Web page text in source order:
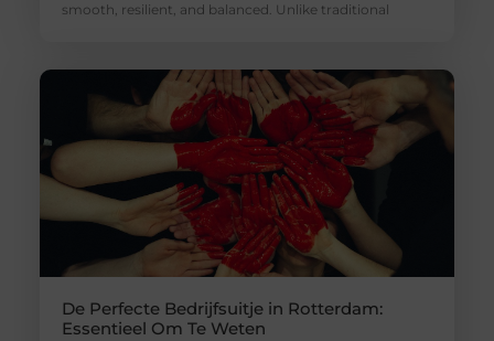
smooth, resilient, and balanced. Unlike traditional
De Perfecte Bedrijfsuitje in Rotterdam:
Essentieel Om Te Weten